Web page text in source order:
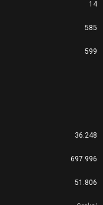
14
585
599
36.248
697.996
51.806